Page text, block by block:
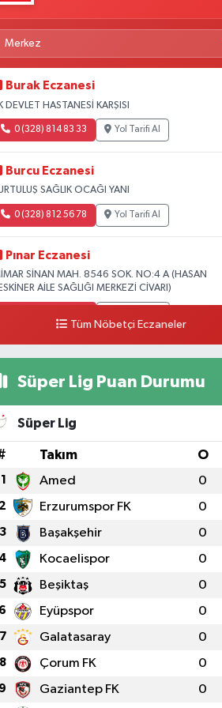
Burak Eczanesi
DEVLET HASTANESİ KARŞISI
0 (328) 814 83 33 Yol Tarifi Al
Burcu Eczanesi
SAĞLIK OCAĞI YANI
0 (328) 812 56 78 Yol Tarifi Al
Pınar Eczanesi
SİNAN MAH. 8546 SOK. NO:4 A (HASAN
AİLE SAĞLIĞI MERKEZİ CİVARI)
Tüm Nöbetçi Eczaneler
Süper Lig Puan Durumu
Süper Lig
Takım O
1 Amed 0
2 Erzurumspor FK 0
3 Başakşehir 0
4 Kocaelispor 0
5 Beşiktaş 0
6 Eyüpspor 0
7 Galatasaray 0
8 Çorum FK 0
9 Gaziantep FK 0